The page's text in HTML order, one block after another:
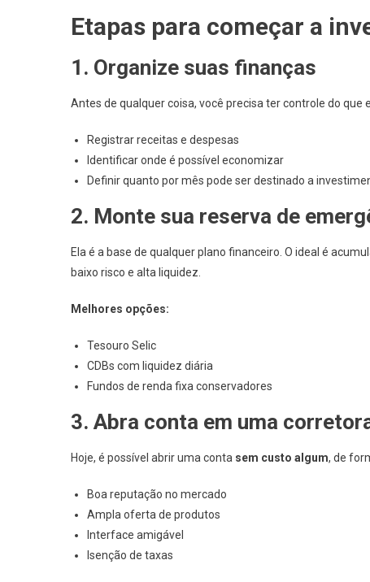
Etapas para começar a
1. Organize suas finanças
Antes de qualquer coisa, você precisa ter controle do que
Registrar receitas e despesas
Identificar onde é possível economizar
Definir quanto por mês pode ser destinado a
2. Monte sua reserva de
Ela é a base de qualquer plano financeiro. O ideal é
baixo risco e alta liquidez.
Melhores opções:
Tesouro Selic
CDBs com liquidez diária
Fundos de renda fixa conservadores
3. Abra conta em uma
Hoje, é possível abrir uma conta sem custo algum, de
Boa reputação no mercado
Ampla oferta de produtos
Interface amigável
Isenção de taxas